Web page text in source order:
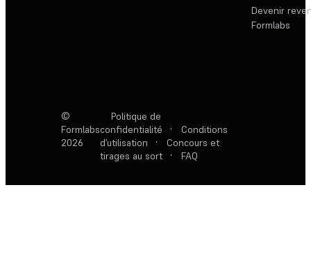
Devenir
Formlabs
©
Formlabs
2026
Politique de
confidentialité
·
Conditions
d’utilisation
·
Concours et
tirages au sort
· FAQ